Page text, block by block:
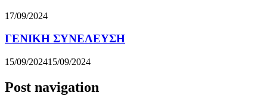
17/09/2024
ΓΕΝΙΚΗ ΣΥΝΕΛΕΥΣΗ
15/09/202415/09/2024
Post navigation